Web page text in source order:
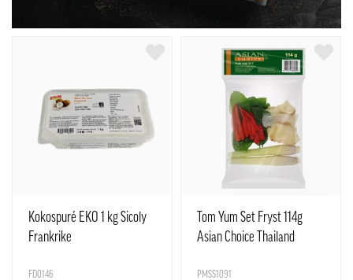
Kokospuré EKO 1 kg Sicoly
Frankrike
FD0146
Tom Yum Set Fryst 114g
Asian Choice Thailand
PMSS1091